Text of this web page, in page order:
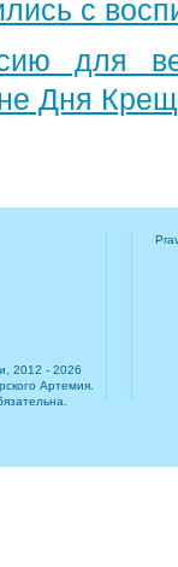
с
для
Дня
2012 - 2026
Артемия.